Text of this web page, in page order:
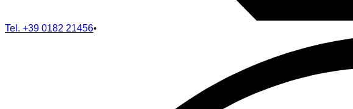
Tel. +39 0182 21456•